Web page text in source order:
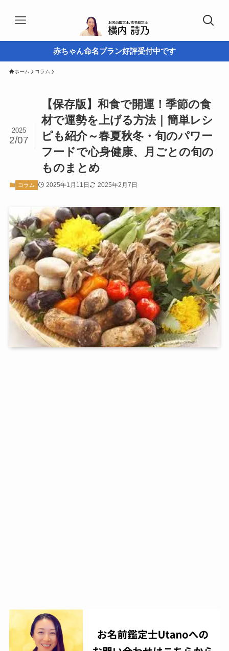
赤ちゃん命名プラン好評受付中です
ホーム コラム
【保存版】和食で開運！季節の食
材で運勢を上げる方法｜簡単レシ
ピも紹介～春夏秋冬・旬のパワー
フードで心身健康、月ごとの旬の
ものまとめ
2025
2/07
コラム 2025年1月11日 2025年2月7日